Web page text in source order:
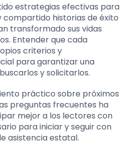
estrategias efectivas para
historias de éxito
transformado sus vidas
Entender que cada
criterios y
para garantizar una
y solicitarlos.
práctico sobre próximos
preguntas frecuentes ha
mejor a los lectores con
para iniciar y seguir con
asistencia estatal.